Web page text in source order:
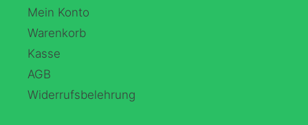
Mein Konto
Warenkorb
Kasse
AGB
Widerrufsbelehrung